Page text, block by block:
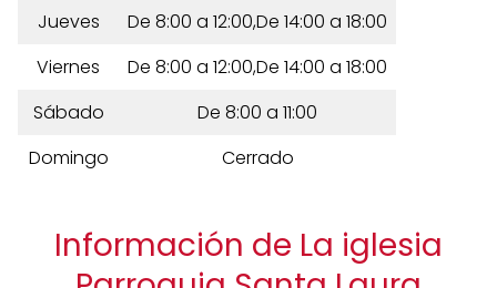
Jueves
De 8:00 a 12:00,De 14:00 a 18:00
Viernes
De 8:00 a 12:00,De 14:00 a 18:00
Sábado
De 8:00 a 11:00
Domingo
Cerrado
Información de La iglesia